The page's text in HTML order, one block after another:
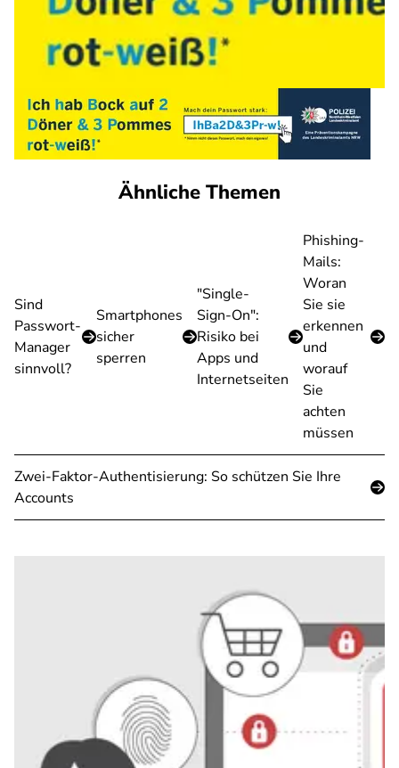
Ähnliche Themen
Sind
Passwort-
Manager
sinnvoll?
Smartphones
sicher
sperren
"Single-
Sign-On":
Risiko bei
Apps und
Internetseiten
Phishing-
Mails:
Woran
Sie sie
erkennen
und
worauf
Sie
achten
müssen
Zwei-Faktor-Authentisierung: So schützen Sie Ihre
Accounts